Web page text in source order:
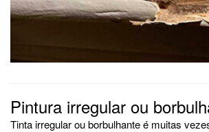
Pintura irregular ou
Tinta irregular ou borbulhante é muitas